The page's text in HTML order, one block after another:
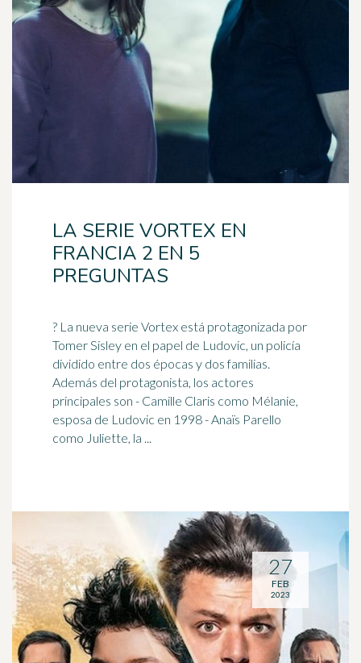
LA SERIE VORTEX EN
FRANCIA 2 EN 5
PREGUNTAS
? La nueva serie Vortex está protagonizada por
Tomer Sisley en el papel de Ludovic, un policía
dividido entre dos épocas y dos familias.
Además del protagonista, los actores
principales son - Camille Claris como Mélanie,
esposa de Ludovic en 1998 - Anaïs Parello
como Juliette, la ...
27
FEB
2023